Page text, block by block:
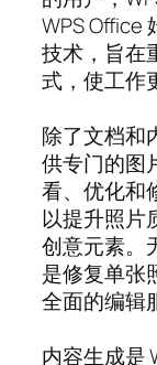
WPS Office
技术，旨在
式，使工作
除了文档和
供专门的图
看、优化和
以提升照片
创意元素。
是修复单张
全面的编辑
内容生成是